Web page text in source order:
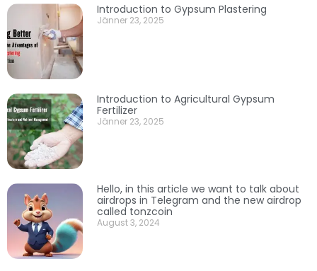
Introduction to Gypsum Plastering
Jänner 23, 2025
Introduction to Agricultural Gypsum
Fertilizer
Jänner 23, 2025
Hello, in this article we want to talk about
airdrops in Telegram and the new airdrop
called tonzcoin
August 3, 2024